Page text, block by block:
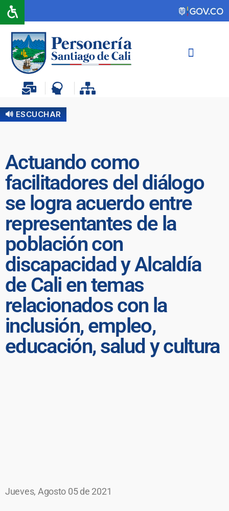
🔊 ESCUCHAR
Actuando como
facilitadores del diálogo
se logra acuerdo entre
representantes de la
población con
discapacidad y Alcaldía
de Cali en temas
relacionados con la
inclusión, empleo,
educación, salud y cultura
Jueves, Agosto 05 de 2021